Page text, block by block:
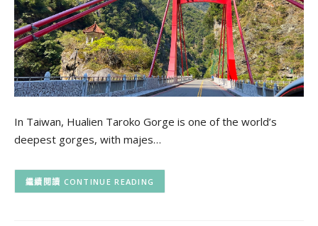
In Taiwan, Hualien Taroko Gorge is one of the world’s
deepest gorges, with majes…
CONTINUE READING